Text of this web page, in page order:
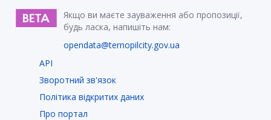
Якщо ви маєте зауваження або пропозиції,
будь ласка, напишіть нам:
opendata@ternopilcity.gov.ua
API
Зворотний зв'язок
Політика відкритих даних
Про портал